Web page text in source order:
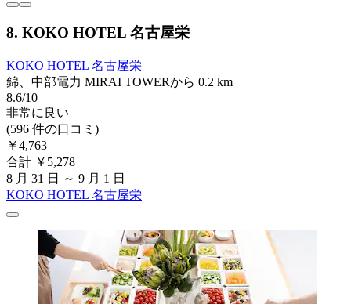
8. KOKO HOTEL 名古屋栄
KOKO HOTEL 名古屋栄
錦、中部電力 MIRAI TOWERから 0.2 km
8.6/10
非常に良い
(596 件の口コミ)
￥4,763
合計 ￥5,278
8 月 31 日 ～ 9 月 1 日
KOKO HOTEL 名古屋栄